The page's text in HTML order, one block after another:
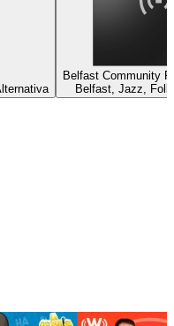
Belfast Community
Belfast, Jazz,